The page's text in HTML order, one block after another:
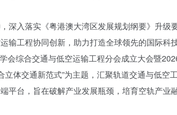
入落实《粤港澳大湾区发展规划纲要》升级
输工程协同创新，助力打造全球领先的国际科
会综合交通与低空运输工程分会成立大会暨
体交通新范式”为主题，汇聚轨道交通与低空
平台，旨在破解产业发展瓶颈，培育空轨产业